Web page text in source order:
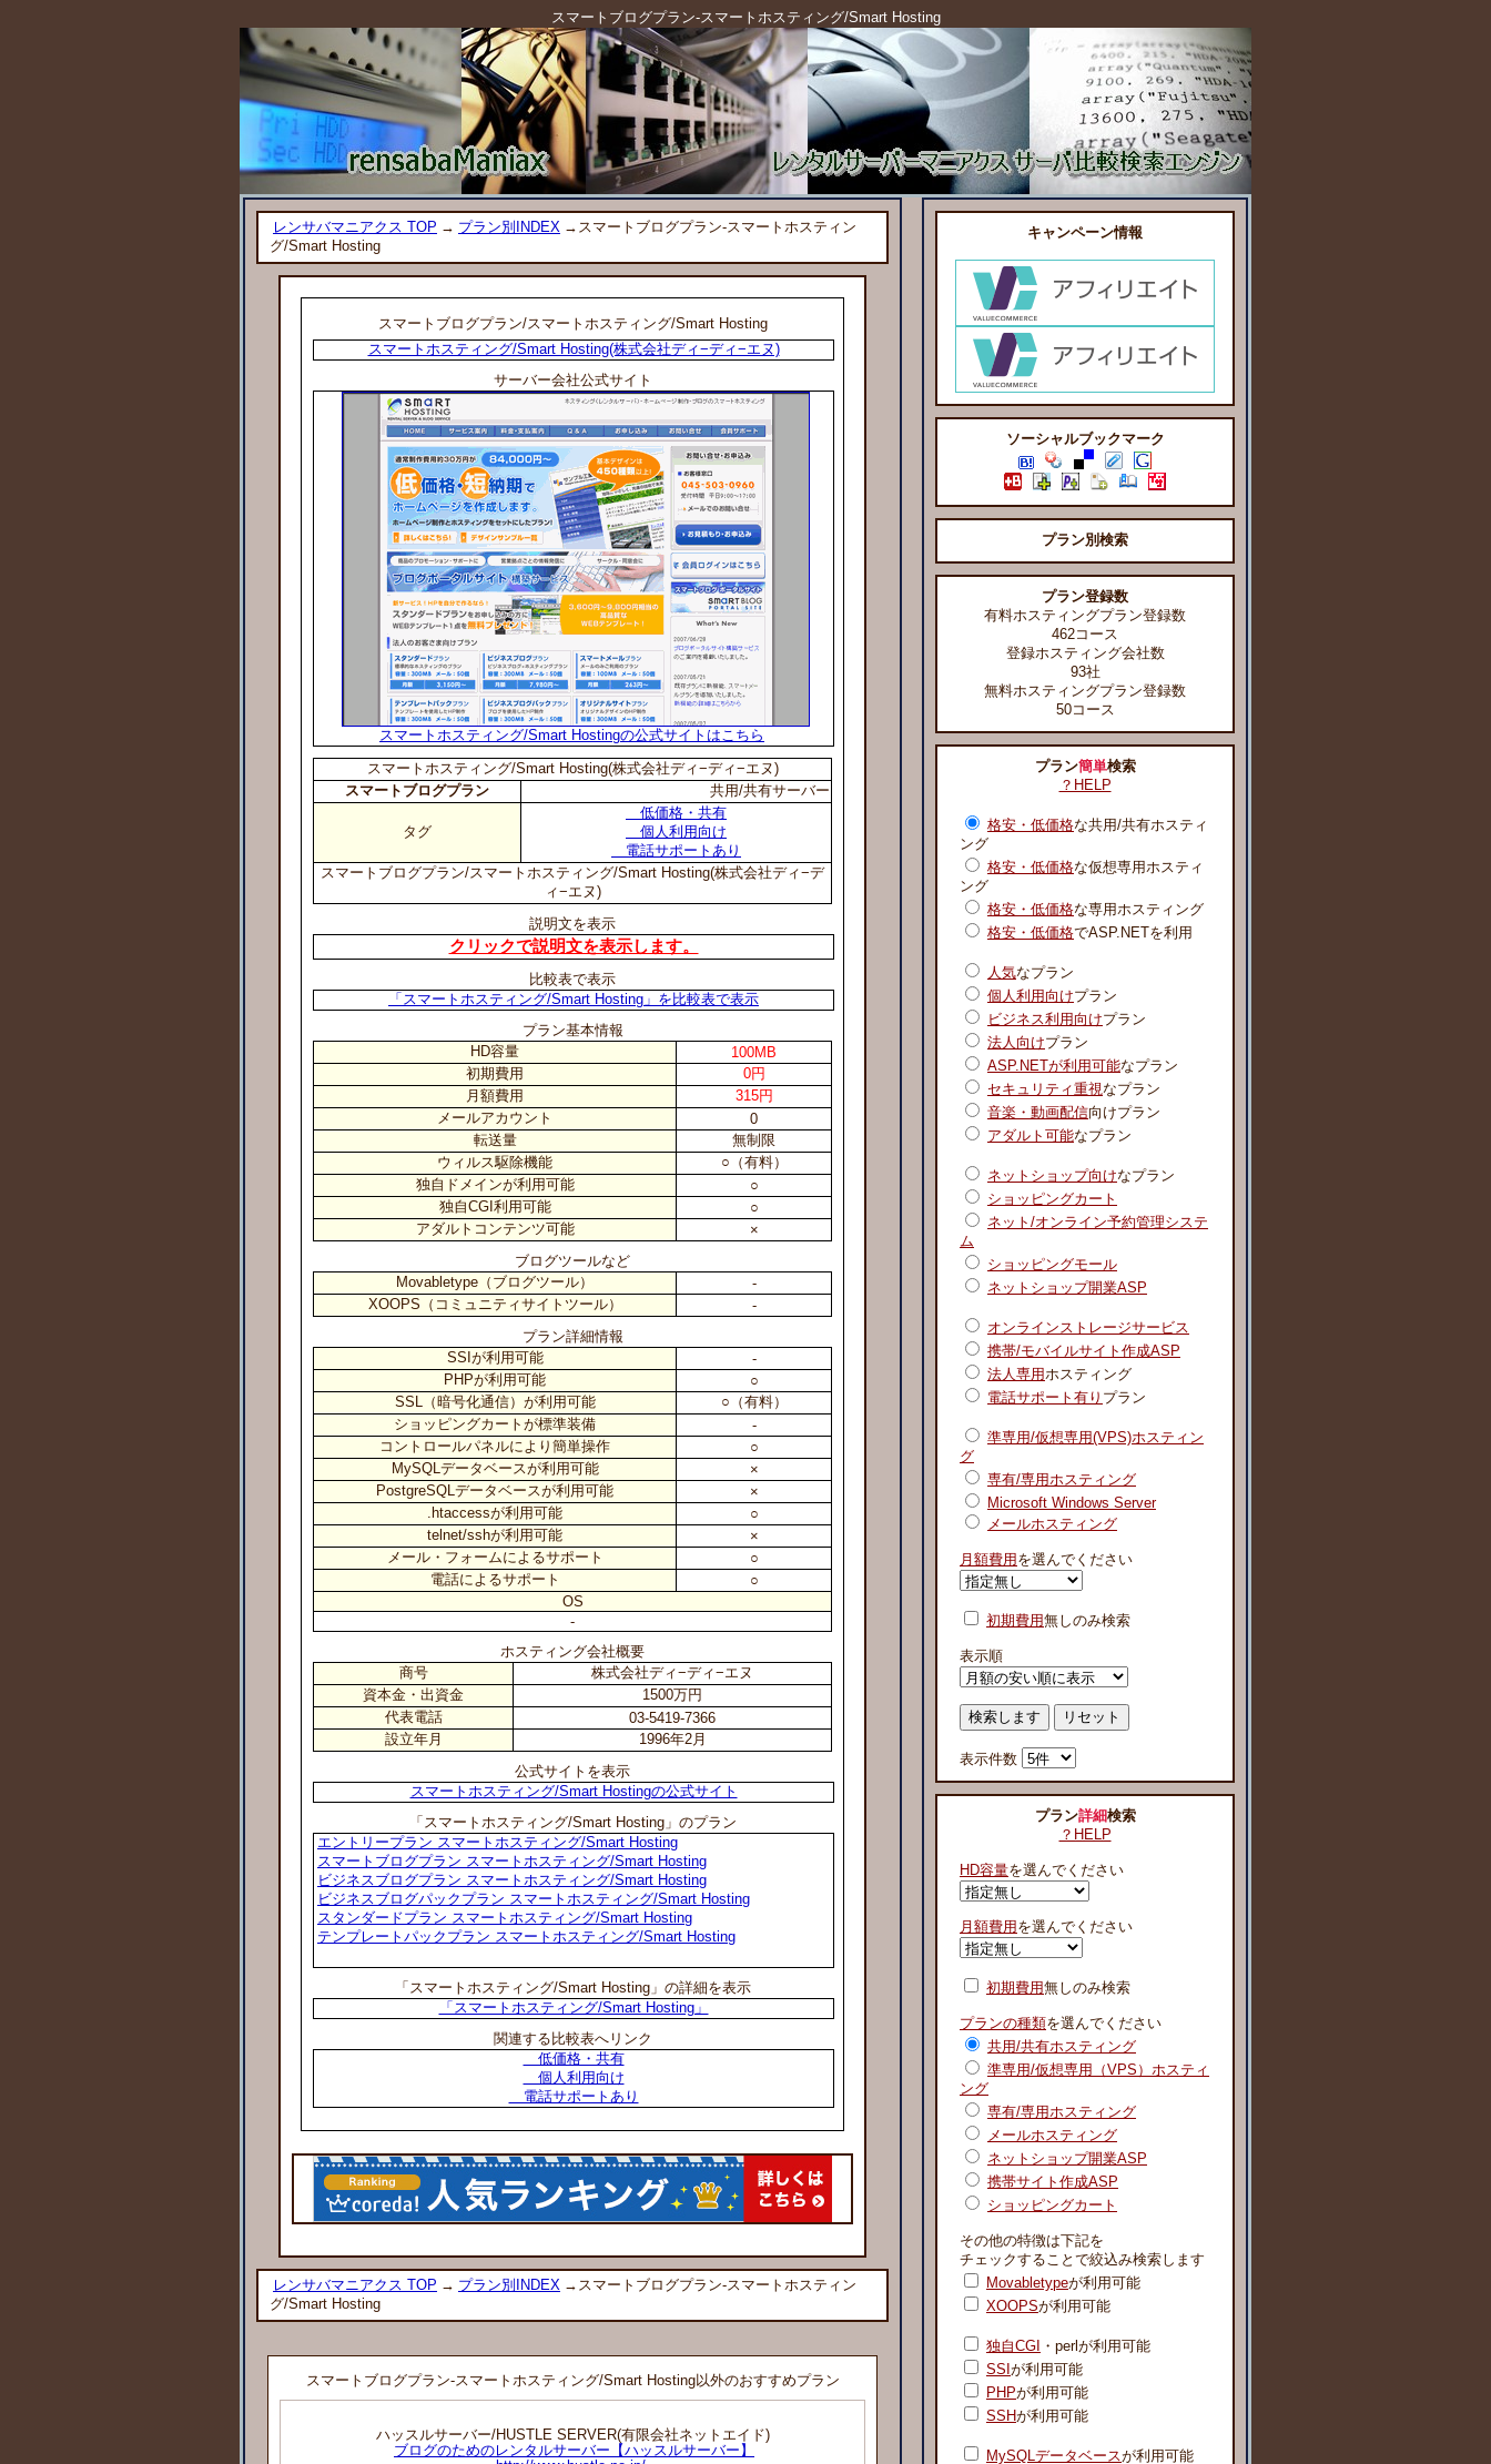
スマートブログプラン-スマートホスティング/Smart Hosting
レンサバマニアクス TOP → プラン別INDEX →スマートブログプラン-スマートホスティン
グ/Smart Hosting
スマートブログプラン/スマートホスティング/Smart Hosting
スマートホスティング/Smart Hosting(株式会社ディ−ディ−エヌ)
サーバー会社公式サイト
スマートホスティング/Smart Hostingの公式サイトはこちら
スマートホスティング/Smart Hosting(株式会社ディ−ディ−エヌ)
スマートブログプラン
共用/共有サーバー
タグ
低価格・共有
個人利用向け
電話サポートあり
スマートブログプラン/スマートホスティング/Smart Hosting(株式会社ディ−デ
ィ−エヌ)
説明文を表示
クリックで説明文を表示します。
比較表で表示
「スマートホスティング/Smart Hosting」を比較表で表示
プラン基本情報
HD容量
100MB
初期費用
0円
月額費用
315円
メールアカウント
0
転送量
無制限
ウィルス駆除機能
○（有料）
独自ドメインが利用可能
○
独自CGI利用可能
○
アダルトコンテンツ可能
×
ブログツールなど
Movabletype（ブログツール）
-
XOOPS（コミュニティサイトツール）
-
プラン詳細情報
SSIが利用可能
-
PHPが利用可能
○
SSL（暗号化通信）が利用可能
○（有料）
ショッピングカートが標準装備
-
コントロールパネルにより簡単操作
○
MySQLデータベースが利用可能
×
PostgreSQLデータベースが利用可能
×
.htaccessが利用可能
○
telnet/sshが利用可能
×
メール・フォームによるサポート
○
電話によるサポート
○
OS
-
ホスティング会社概要
商号
株式会社ディ−ディ−エヌ
資本金・出資金
1500万円
代表電話
03-5419-7366
設立年月
1996年2月
公式サイトを表示
スマートホスティング/Smart Hostingの公式サイト
「スマートホスティング/Smart Hosting」のプラン
エントリープラン スマートホスティング/Smart Hosting
スマートブログプラン スマートホスティング/Smart Hosting
ビジネスブログプラン スマートホスティング/Smart Hosting
ビジネスブログパックプラン スマートホスティング/Smart Hosting
スタンダードプラン スマートホスティング/Smart Hosting
テンプレートパックプラン スマートホスティング/Smart Hosting
「スマートホスティング/Smart Hosting」の詳細を表示
「スマートホスティング/Smart Hosting」
関連する比較表へリンク
低価格・共有
個人利用向け
電話サポートあり
レンサバマニアクス TOP → プラン別INDEX →スマートブログプラン-スマートホスティン
グ/Smart Hosting
スマートブログプラン-スマートホスティング/Smart Hosting以外のおすすめプラン
ハッスルサーバー/HUSTLE SERVER(有限会社ネットエイド)
ブログのためのレンタルサーバー【ハッスルサーバー】
キャンペーン情報
ソーシャルブックマーク
プラン別検索
プラン登録数
有料ホスティングプラン登録数
462コース
登録ホスティング会社数
93社
無料ホスティングプラン登録数
50コース
プラン簡単検索
？HELP
格安・低価格な共用/共有ホスティ
ング
格安・低価格な仮想専用ホスティ
ング
格安・低価格な専用ホスティング
格安・低価格でASP.NETを利用
人気なプラン
個人利用向けプラン
ビジネス利用向けプラン
法人向けプラン
ASP.NETが利用可能なプラン
セキュリティ重視なプラン
音楽・動画配信向けプラン
アダルト可能なプラン
ネットショップ向けなプラン
ショッピングカート
ネット/オンライン予約管理システ
ム
ショッピングモール
ネットショップ開業ASP
オンラインストレージサービス
携帯/モバイルサイト作成ASP
法人専用ホスティング
電話サポート有り プラン
準専用/仮想専用(VPS)ホスティン
グ
専有/専用ホスティング
Microsoft Windows Server
メールホスティング
月額費用 を選んでください
初期費用無しのみ検索
表示順
表示件数
プラン詳細検索
？HELP
HD容量を選んでください
月額費用 を選んでください
初期費用無しのみ検索
プランの種類を選んでください
共用/共有ホスティング
準専用/仮想専用（VPS）ホスティ
ング
専有/専用ホスティング
メールホスティング
ネットショップ開業ASP
携帯サイト作成ASP
ショッピングカート
その他の特徴は下記を
チェックすることで絞込み検索します
Movabletypeが利用可能
XOOPSが利用可能
独自CGI ・perlが利用可能
SSI が利用可能
PHPが利用可能
SSHが利用可能
MySQLデータベースが利用可能